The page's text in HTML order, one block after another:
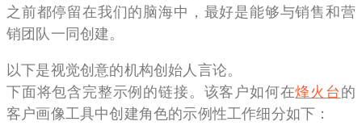
之前都停留在我们的脑海中，最好是能够与销售和营
销团队一同创建。
以下是视觉创意的机构创始人言论。
下面将包含完整示例的链接。该客户如何在烽火台的
客户画像工具中创建角色的示例性工作细分如下：